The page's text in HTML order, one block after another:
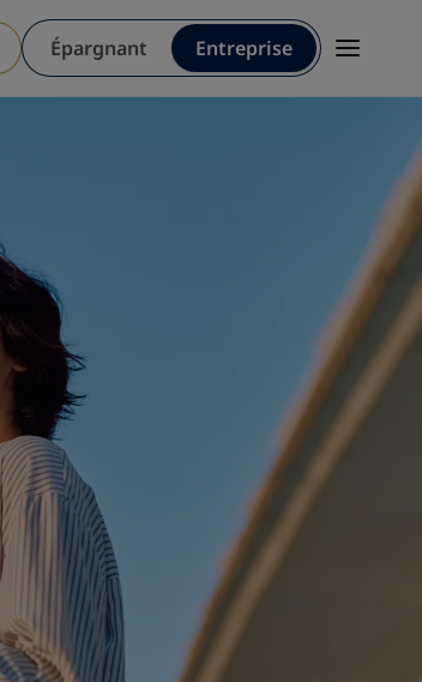
Épargnant Entreprise